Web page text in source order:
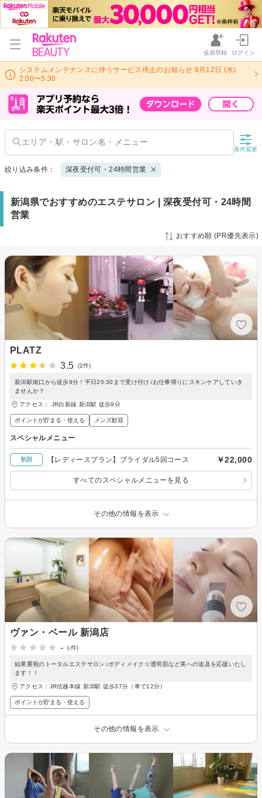
会員登録 ログイン
システムメンテナンスに伴うサービス停止のお知らせ 8月12日 (水)
2:00〜5:30
条件変更
絞り込み条件： 深夜受付可・24時間営業
新潟県でおすすめのエステサロン | 深夜受付可・24時間
営業
おすすめ順 (PR優先表示)
PLATZ
3.5
(2件)
新潟駅南口から徒歩9分！平日20:30まで受け付け♪お仕事帰りにスキンケアしていき
ませんか？
アクセス： JR白新線 新潟駅 徒歩9分
ポイントが貯まる・使える メンズ歓迎
スペシャルメニュー
初回 【レディースプラン】ブライダル5回コース ￥22,000
すべてのスペシャルメニューを見る
その他の情報を表示
ヴァン・ベール 新潟店
-
(-件)
結果重視のトータルエステサロン♪ボディメイク☆透明肌など美への追及を応援いたし
ます！！
アクセス：JR信越本線 新潟駅 徒歩37分（車で12分）
ポイントが貯まる・使える
その他の情報を表示